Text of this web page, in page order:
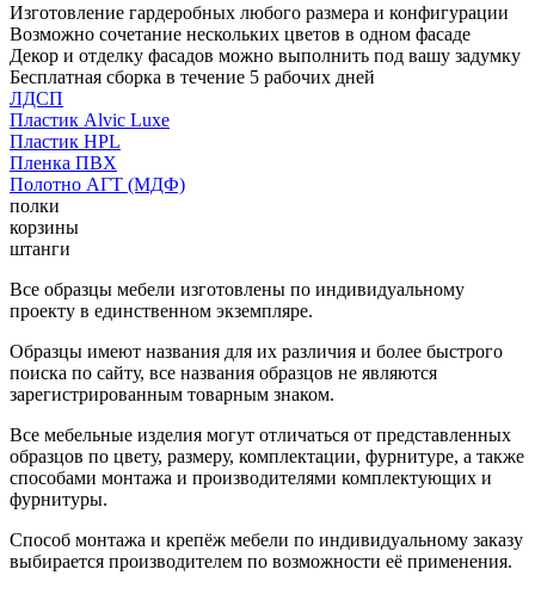
Изготовление гардеробных любого размера и конфигурации
Возможно сочетание нескольких цветов в одном фасаде
Декор и отделку фасадов можно выполнить под вашу задумку
Бесплатная сборка в течение 5 рабочих дней
ЛДСП
Пластик Alvic Luxe
Пластик HPL
Пленка ПВХ
Полотно АГТ (МДФ)
полки
корзины
штанги
Все образцы мебели изготовлены по индивидуальному
проекту в единственном экземпляре.
Образцы имеют названия для их различия и более быстрого
поиска по сайту, все названия образцов не являются
зарегистрированным товарным знаком.
Все мебельные изделия могут отличаться от представленных
образцов по цвету, размеру, комплектации, фурнитуре, а также
способами монтажа и производителями комплектующих и
фурнитуры.
Способ монтажа и крепёж мебели по индивидуальному заказу
выбирается производителем по возможности её применения.